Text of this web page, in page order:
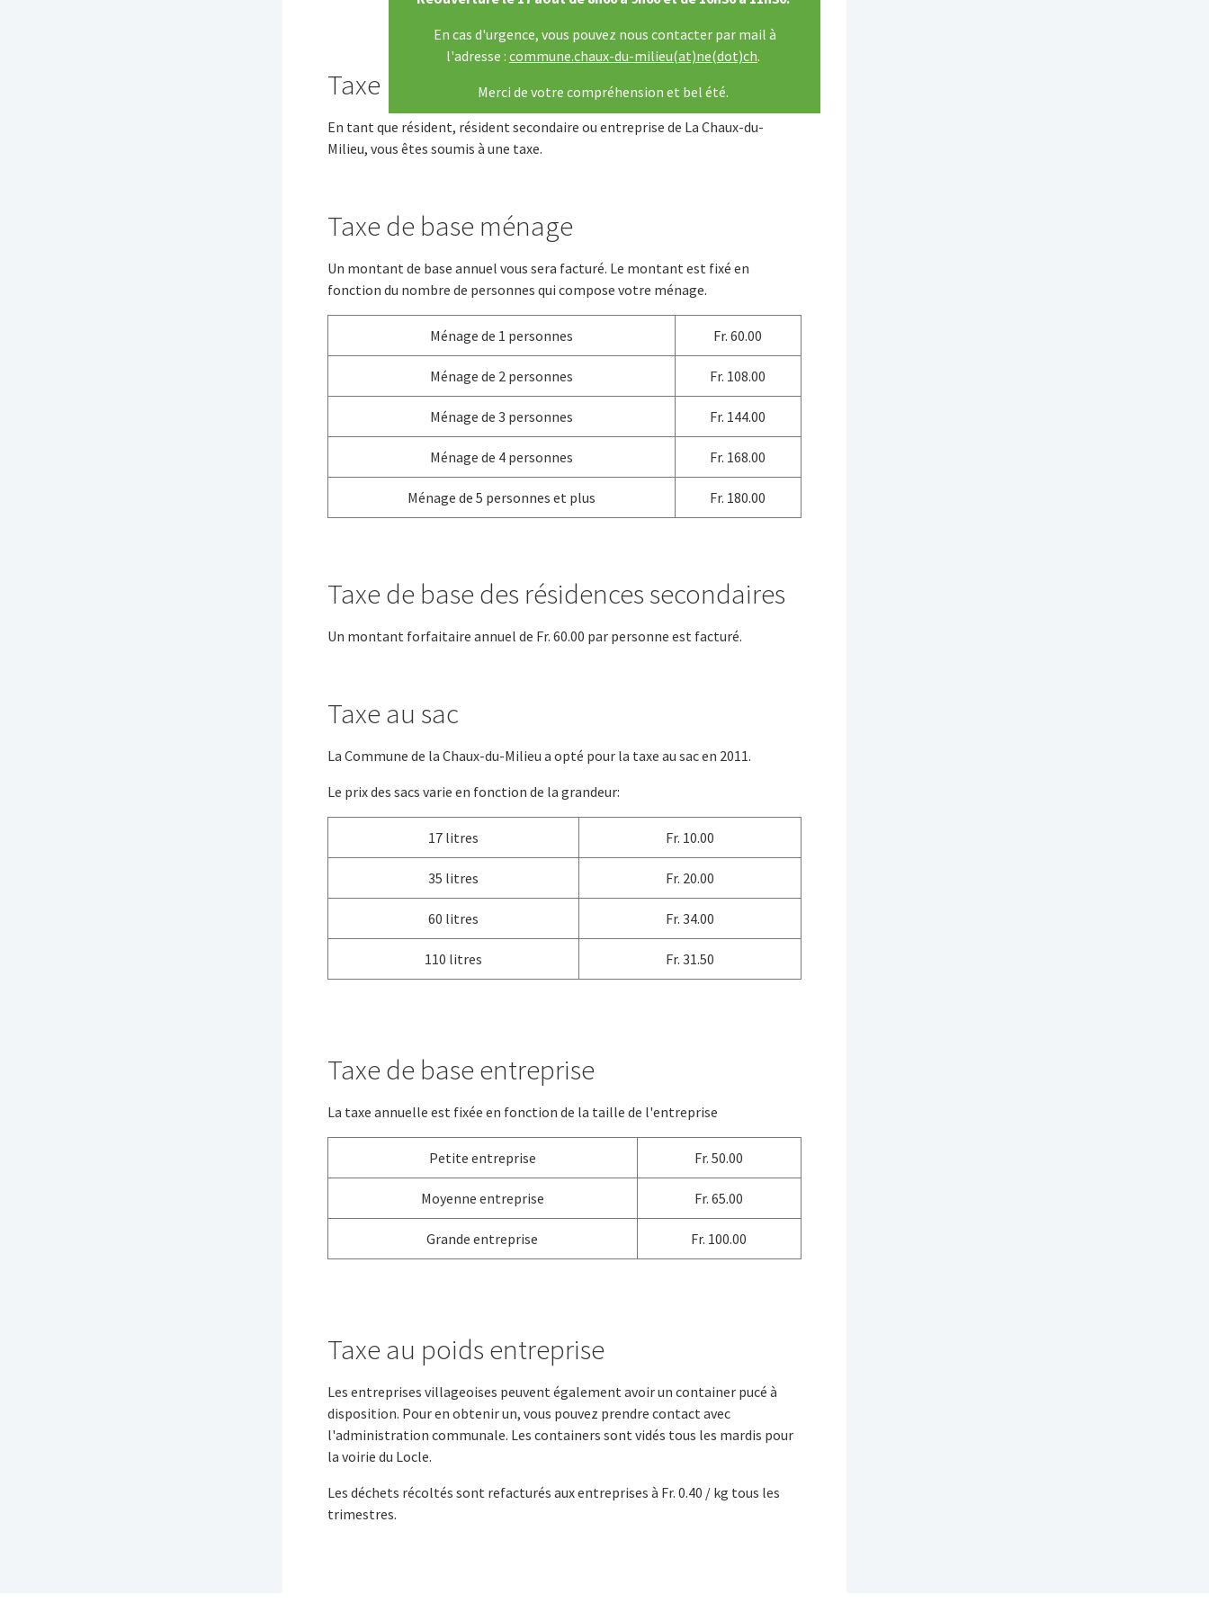
En cas d'urgence, vous pouvez nous contacter par mail à
l'adresse : commune.chaux-du-milieu(at)ne(dot)ch.
Merci de votre compréhension et bel été.
Taxe
En tant que résident, résident secondaire ou entreprise de La Chaux-du-
Milieu, vous êtes soumis à une taxe.
Taxe de base ménage
Un montant de base annuel vous sera facturé. Le montant est fixé en
fonction du nombre de personnes qui compose votre ménage.
Ménage de 1 personnes Fr. 60.00
Ménage de 2 personnes Fr. 108.00
Ménage de 3 personnes Fr. 144.00
Ménage de 4 personnes Fr. 168.00
Ménage de 5 personnes et plus Fr. 180.00
Taxe de base des résidences secondaires
Un montant forfaitaire annuel de Fr. 60.00 par personne est facturé.
Taxe au sac
La Commune de la Chaux-du-Milieu a opté pour la taxe au sac en 2011.
Le prix des sacs varie en fonction de la grandeur:
17 litres Fr. 10.00
35 litres Fr. 20.00
60 litres Fr. 34.00
110 litres Fr. 31.50
Taxe de base entreprise
La taxe annuelle est fixée en fonction de la taille de l'entreprise
Petite entreprise Fr. 50.00
Moyenne entreprise Fr. 65.00
Grande entreprise Fr. 100.00
Taxe au poids entreprise
Les entreprises villageoises peuvent également avoir un container pucé à
disposition. Pour en obtenir un, vous pouvez prendre contact avec
l'administration communale. Les containers sont vidés tous les mardis pour
la voirie du Locle.
Les déchets récoltés sont refacturés aux entreprises à Fr. 0.40 / kg tous les
trimestres.